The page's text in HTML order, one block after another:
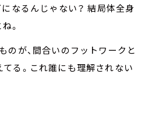
なるんじゃない？ 結局体全身
。
のが、間合いのフットワークと
る。これ誰にも理解されない